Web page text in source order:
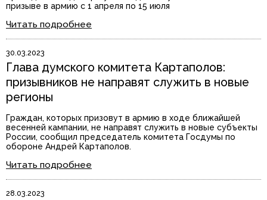
призыве в армию с 1 апреля по 15 июля
Читать подробнее
30.03.2023
Глава думского комитета Картаполов:
призывников не направят служить в новые
регионы
Граждан, которых призовут в армию в ходе ближайшей
весенней кампании, не направят служить в новые субъекты
России, сообщил председатель комитета Госдумы по
обороне Андрей Картаполов.
Читать подробнее
28.03.2023